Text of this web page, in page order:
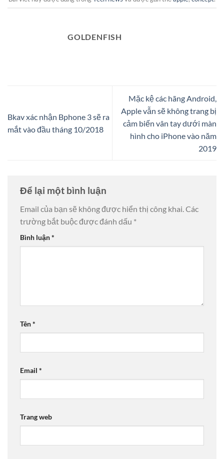
GOLDENFISH
Bkav xác nhận Bphone 3 sẽ ra
mắt vào đầu tháng 10/2018
Mặc kệ các hãng Android,
Apple vẫn sẽ không trang bị
cảm biến vân tay dưới màn
hình cho iPhone vào năm
2019
Để lại một bình luận
Email của bạn sẽ không được hiển thị công khai.Các
trường bắt buộc được đánh dấu *
Bình luận*
Tên*
Email *
Trang web